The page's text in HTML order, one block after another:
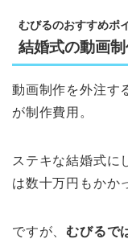
むびるのおすすめポ
結婚式の動画
動画制作を外注す
が制作費用。
ステキな結婚式に
は数十万円もかか
ですが、むびるで